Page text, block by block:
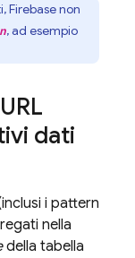
Firebase non
, ad esempio
dati
i pattern
nella
della tabella